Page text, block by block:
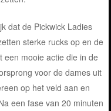
dat de Pickwick Ladies
sterke rucks op en de
een mooie actie die in de
voor de dames uit
op het veld aan en
een fase van 20 minuten